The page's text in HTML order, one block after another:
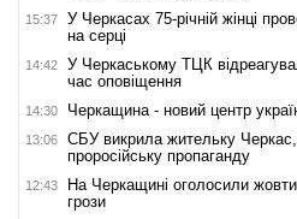
15:37
У Черкасах 75-річній жінці
на серці
14:42
У Черкаському ТЦК
час оповіщення
14:30 Черкащина - новий центр
13:06
СБУ викрила жительку
проросійську пропаганду
12:43
На Черкащині оголосили
грози